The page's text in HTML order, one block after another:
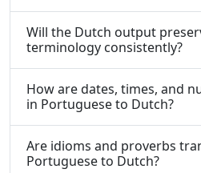
Will the Dutch output
terminology consistently?
How are dates, times, and
in Portuguese to Dutch?
Are idioms and proverbs
Portuguese to Dutch?